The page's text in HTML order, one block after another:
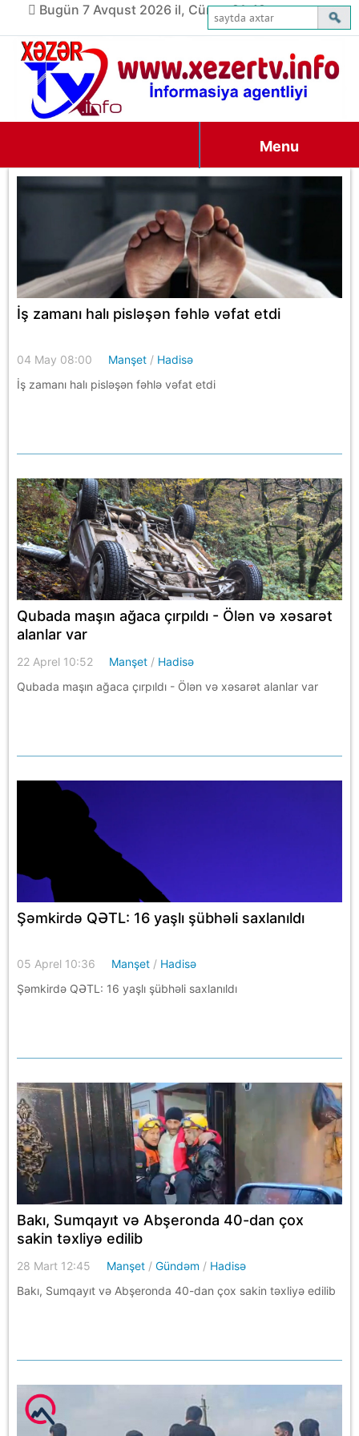
Bugün 7 Avqust 2026 il, Cümə, 21:49
Menu
İş zamanı halı pisləşən fəhlə vəfat etdi
04 May 08:00 Manşet / Hadisə
İş zamanı halı pisləşən fəhlə vəfat etdi
Qubada maşın ağaca çırpıldı - Ölən və xəsarət
alanlar var
22 Aprel 10:52 Manşet / Hadisə
Qubada maşın ağaca çırpıldı - Ölən və xəsarət alanlar var
Şəmkirdə QƏTL: 16 yaşlı şübhəli saxlanıldı
05 Aprel 10:36 Manşet / Hadisə
Şəmkirdə QƏTL: 16 yaşlı şübhəli saxlanıldı
Bakı, Sumqayıt və Abşeronda 40-dan çox
sakin təxliyə edilib
28 Mart 12:45 Manşet /Gündəm / Hadisə
Bakı, Sumqayıt və Abşeronda 40-dan çox sakin təxliyə edilib